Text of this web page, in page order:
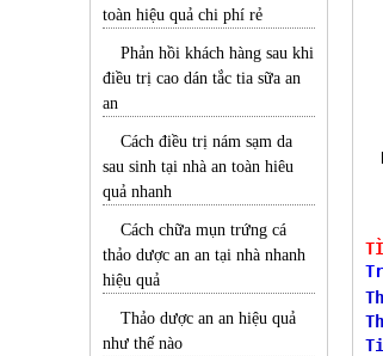
toàn hiệu quả chi phí rẻ
Phản hồi khách hàng sau khi
điều trị cao dán tắc tia sữa an
an
Cách điều trị nám sạm da
sau sinh tại nhà an toàn hiêu
quả nhanh
Cách chữa mụn trứng cá
thảo dược an an tại nhà nhanh
hiệu quả
Thảo dược an an hiệu quả
như thế nào